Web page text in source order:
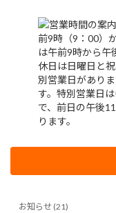
お知らせ (21)